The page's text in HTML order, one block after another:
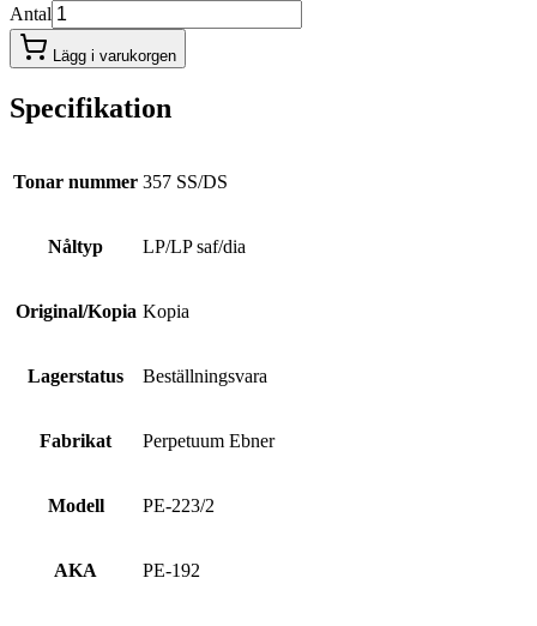
Antal
Lägg i varukorgen
Specifikation
Tonar nummer 357 SS/DS
Nåltyp LP/LP saf/dia
Original/Kopia Kopia
Lagerstatus Beställningsvara
Fabrikat Perpetuum Ebner
Modell PE-223/2
AKA PE-192